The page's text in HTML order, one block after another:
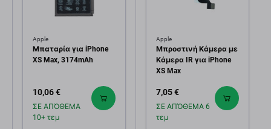
Apple
Μπαταρία για iPhone
XS Max, 3174mAh
10,06 €
ΣΕ ΑΠΌΘΕΜΑ
10+ τεμ
Apple
Μπροστινή Κάμερα με
Κάμερα IR για iPhone
XS Max
7,05 €
ΣΕ ΑΠΌΘΕΜΑ 6
τεμ